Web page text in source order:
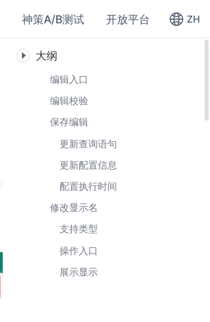
神策A/B测试 开放平台 ZH
大纲
编辑入口
编辑校验
保存编辑
更新查询语句
更新配置信息
配置执行时间
修改显示名
支持类型
操作入口
展示显示